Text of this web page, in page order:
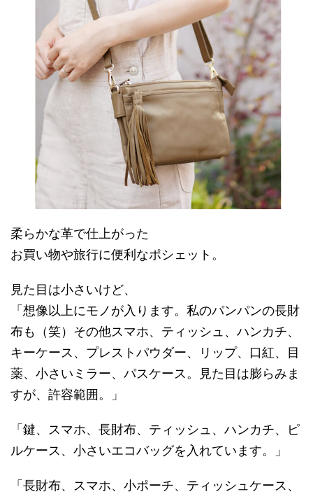
柔らかな革で仕上がった
お買い物や旅行に便利なポシェット。
見た目は小さいけど、
「想像以上にモノが入ります。私のパンパンの長財
布も（笑）その他スマホ、ティッシュ、ハンカチ、
キーケース、プレストパウダー、リップ、口紅、目
薬、小さいミラー、パスケース。見た目は膨らみま
すが、許容範囲。」
「鍵、スマホ、長財布、ティッシュ、ハンカチ、ピ
ルケース、小さいエコバッグを入れています。」
「長財布、スマホ、小ポーチ、ティッシュケース、